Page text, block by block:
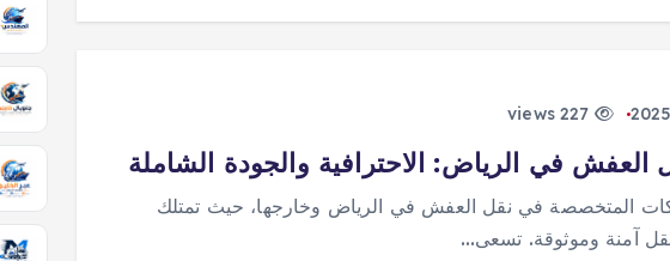
في الرياض: الاحترافية والجودة الشاملة
المتخصصة في نقل العفش في الرياض وخارجها، حيث تمتلك